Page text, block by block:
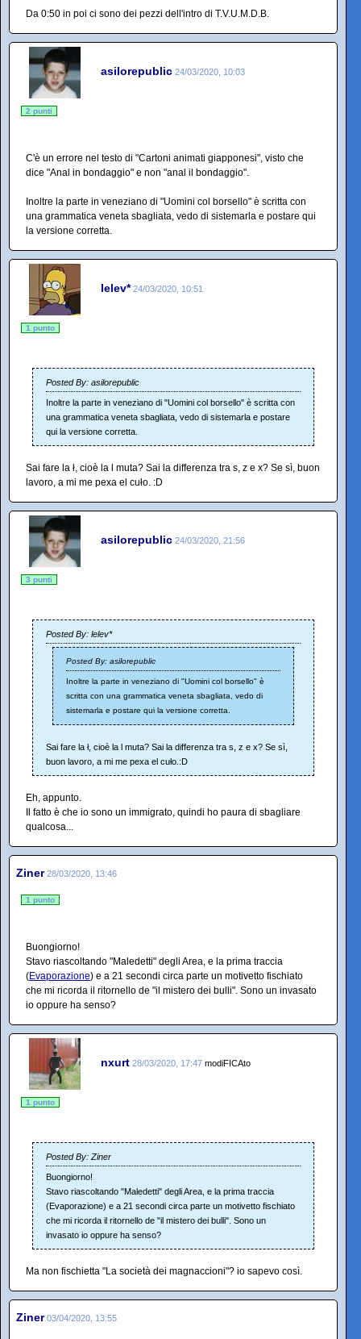
Da 0:50 in poi ci sono dei pezzi dell'intro di T.V.U.M.D.B.
asilorepublic 24/03/2020, 10:03
2 punti
C'è un errore nel testo di "Cartoni animati giapponesi", visto che
dice "Anal in bondaggio" e non "anal il bondaggio".
Inoltre la parte in veneziano di "Uomini col borsello" è scritta con
una grammatica veneta sbagliata, vedo di sistemarla e postare qui
la versione corretta.
lelev* 24/03/2020, 10:51
1 punto
Posted By: asilorepublic
Inoltre la parte in veneziano di "Uomini col borsello" è scritta con
una grammatica veneta sbagliata, vedo di sistemarla e postare
qui la versione corretta.
Sai fare la ł, cioè la l muta? Sai la differenza tra s, z e x? Se sì, buon
lavoro, a mi me pexa el cuło. :D
asilorepublic 24/03/2020, 21:56
3 punti
Posted By: lelev*
Posted By: asilorepublic
Inoltre la parte in veneziano di "Uomini col borsello" è
scritta con una grammatica veneta sbagliata, vedo di
sistemarla e postare qui la versione corretta.
Sai fare la ł, cioè la l muta? Sai la differenza tra s, z e x? Se sì,
buon lavoro, a mi me pexa el cuło.:D
Eh, appunto.
Il fatto è che io sono un immigrato, quindi ho paura di sbagliare
qualcosa...
Ziner 28/03/2020, 13:46
1 punto
Buongiorno!
Stavo riascoltando "Maledetti" degli Area, e la prima traccia
(Evaporazione) e a 21 secondi circa parte un motivetto fischiato
che mi ricorda il ritornello de "il mistero dei bulli". Sono un invasato
io oppure ha senso?
nxurt 28/03/2020, 17:47 modiFICAto
1 punto
Posted By: Ziner
Buongiorno!
Stavo riascoltando "Maledetti" degli Area, e la prima traccia
(Evaporazione) e a 21 secondi circa parte un motivetto fischiato
che mi ricorda il ritornello de "il mistero dei bulli". Sono un
invasato io oppure ha senso?
Ma non fischietta "La società dei magnaccioni"? io sapevo così.
Ziner 03/04/2020, 13:55